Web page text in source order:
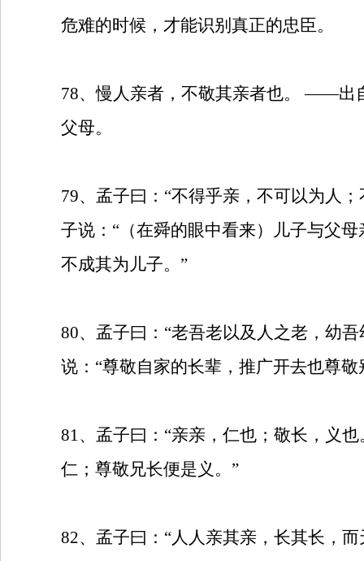
危难的时候，才能识别真正的忠臣。
78、慢人亲者，不敬其亲者也。
——出自
父母。
79、孟子曰：“不得乎亲，不可以为人
子说：“（在舜的眼中看来）儿子与父
不成其为儿子。”
80、孟子曰：“老吾老以及人之老，幼
说：“尊敬自家的长辈，推广开去也尊
81、孟子曰：“亲亲，仁也；敬长，义也
仁；尊敬兄长便是义。”
82、孟子曰：“人人亲其亲，长其长，而